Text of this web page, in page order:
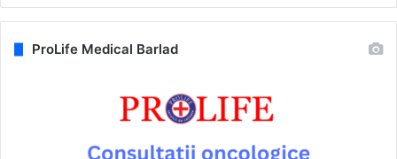
ProLife Medical Barlad